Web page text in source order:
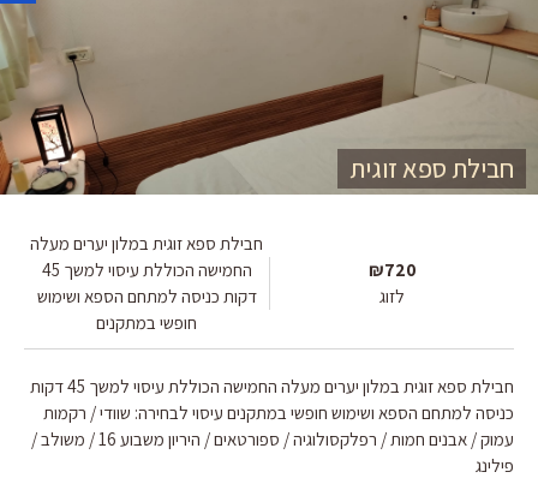
חבילת ספא זוגית
₪720
לזוג
חבילת ספא זוגית במלון יערים מעלה
החמישה הכוללת עיסוי למשך 45
דקות כניסה למתחם הספא ושימוש
חופשי במתקנים
חבילת ספא זוגית במלון יערים מעלה החמישה הכוללת עיסוי למשך 45 דקות
כניסה למתחם הספא ושימוש חופשי במתקנים עיסוי לבחירה: שוודי / רקמות
עמוק / אבנים חמות / רפלקסולוגיה / ספורטאים / היריון משבוע 16 / משולב /
פילינג